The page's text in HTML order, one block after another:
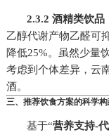
2.3.2 酒精类饮品
乙醇代谢产物乙醛可
降低25%。虽然少量
考虑到个体差异，云
酒。
三、推荐饮食方案的科学
基于“营养支持-